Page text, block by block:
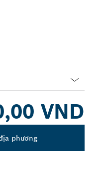
VND
phương